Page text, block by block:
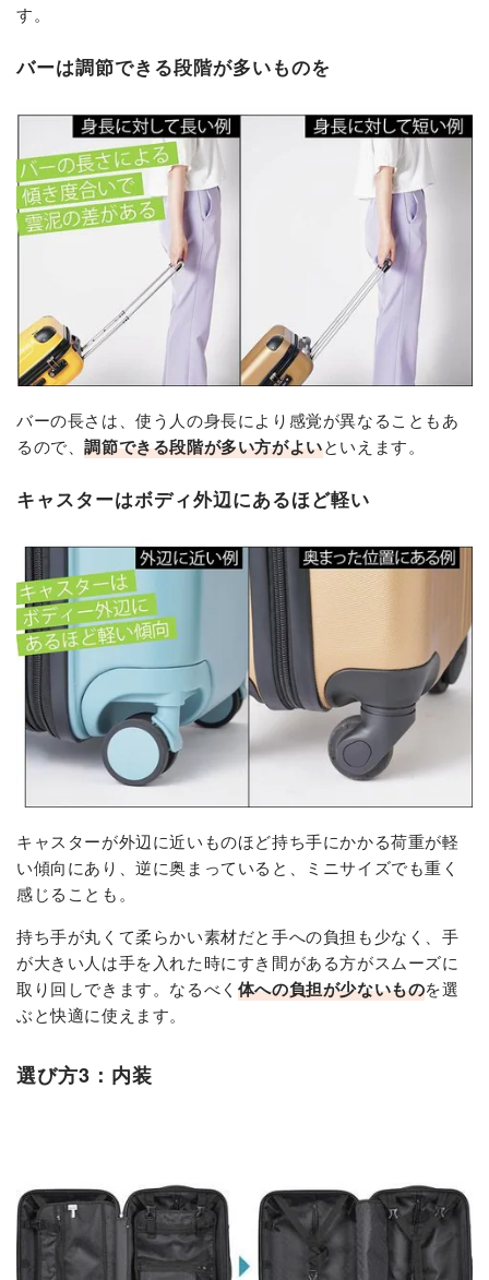
す。
バーは調節できる段階が多いものを
バーの長さは、使う人の身長により感覚が異なることもあ
るので、調節できる段階が多い方がよいといえます。
キャスターはボディ外辺にあるほど軽い
キャスターが外辺に近いものほど持ち手にかかる荷重が軽
い傾向にあり、逆に奥まっていると、ミニサイズでも重く
感じることも。
持ち手が丸くて柔らかい素材だと手への負担も少なく、手
が大きい人は手を入れた時にすき間がある方がスムーズに
取り回しできます。なるべく 体への負担が少ないものを選
ぶと快適に使えます。
選び方3：内装